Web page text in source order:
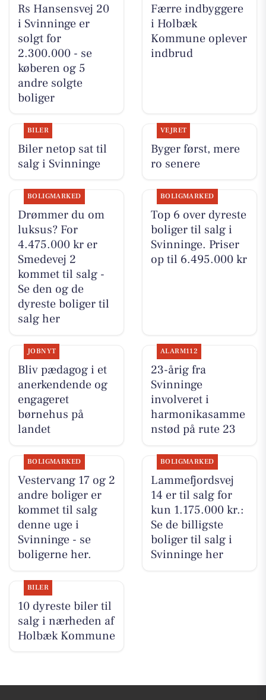
Rs Hansensvej 20
i Svinninge er
solgt for
2.300.000 - se
køberen og 5
andre solgte
boliger
Færre indbyggere
i Holbæk
Kommune oplever
indbrud
BILER
Biler netop sat til
salg i Svinninge
VEJRET
Byger først, mere
ro senere
BOLIGMARKED
Drømmer du om
luksus? For
4.475.000 kr er
Smedevej 2
kommet til salg -
Se den og de
dyreste boliger til
salg her
BOLIGMARKED
Top 6 over dyreste
boliger til salg i
Svinninge. Priser
op til 6.495.000 kr
JOBNYT
Bliv pædagog i et
anerkendende og
engageret
børnehus på
landet
ALARM112
23-årig fra
Svinninge
involveret i
harmonikasamme
nstød på rute 23
BOLIGMARKED
Vestervang 17 og 2
andre boliger er
kommet til salg
denne uge i
Svinninge - se
boligerne her.
BOLIGMARKED
Lammefjordsvej
14 er til salg for
kun 1.175.000 kr.:
Se de billigste
boliger til salg i
Svinninge her
BILER
10 dyreste biler til
salg i nærheden af
Holbæk Kommune